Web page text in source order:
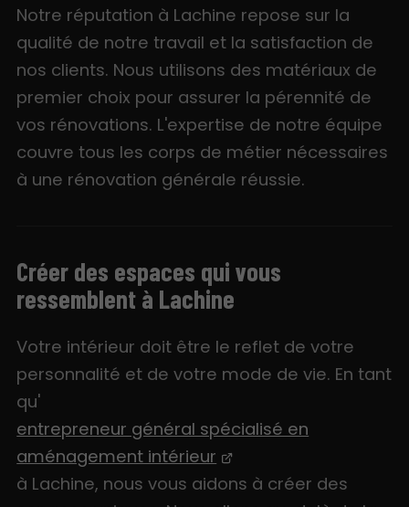
Notre réputation à Lachine repose sur la
qualité de notre travail et la satisfaction de
nos clients. Nous utilisons des matériaux de
premier choix pour assurer la pérennité de
vos rénovations. L'expertise de notre équipe
couvre tous les corps de métier nécessaires
à une rénovation générale réussie.
Créer des espaces qui vous
ressemblent à Lachine
Votre intérieur doit être le reflet de votre
personnalité et de votre mode de vie. En tant
qu'
entrepreneur général spécialisé en
aménagement intérieur
à Lachine, nous vous aidons à créer des